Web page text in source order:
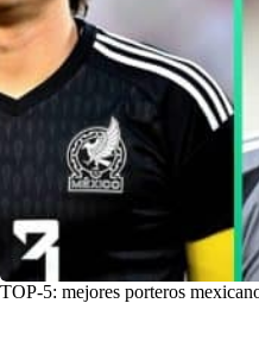
TOP-5: mejores porteros